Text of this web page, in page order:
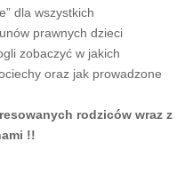
dla wszystkich
prawnych dzieci
zobaczyć w jakich
oraz jak prowadzone
rodziców wraz z
!!